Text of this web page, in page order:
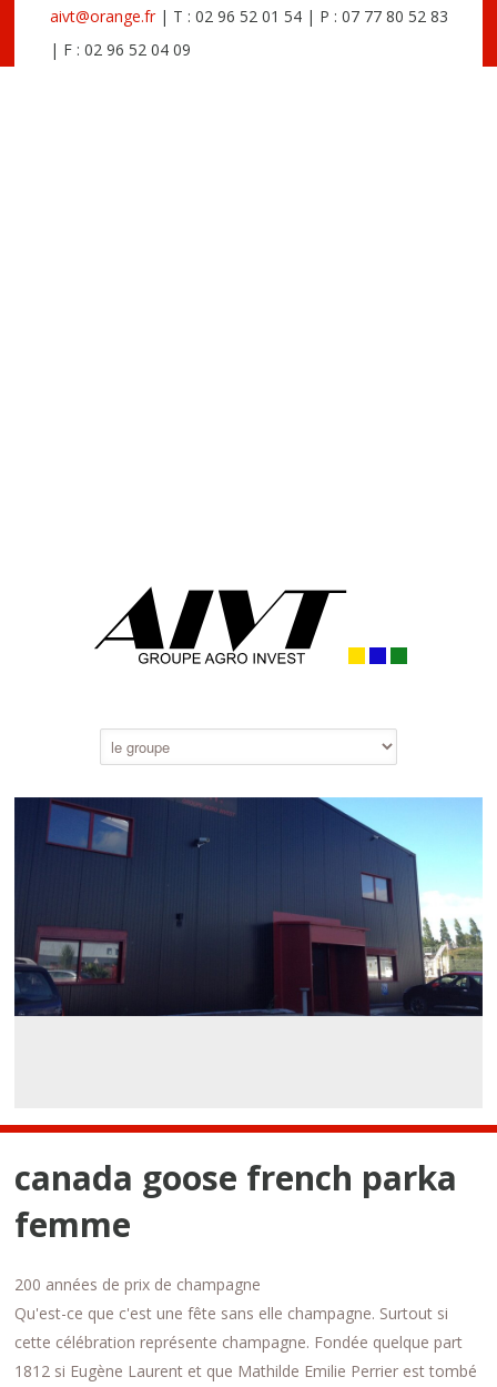
aivt@orange.fr| T : 02 96 52 01 54 | P : 07 77 80 52 83
| F : 02 96 52 04 09
canada goose french parka
femme
200 années de prix de champagne
Qu'est-ce que c'est une fête sans elle champagne. Surtout si
cette célébration représente champagne. Fondée quelque part
1812 si Eugène Laurent et que Mathilde Emilie Perrier est tombé